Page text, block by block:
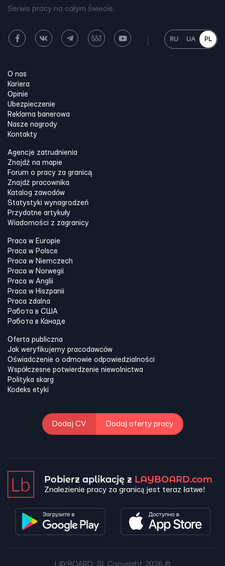
Serwis pracy na całym świecie.
RU UA PL
O nas
Kariera
Opinie
Ubezpieczenie
Reklama banerowa
Nasze nagrody
Kontakty
Agencje zatrudnienia
Znajdź na mapie
Forum o pracy za granicą
Znajdź pracownika
Katalog zawodów
Statystyki wynagrodzeń
Przydatne artykuły
Wiadomości z zagranicy
Praca w Europie
Praca w Polsce
Praca w Niemczech
Praca w Norwegii
Praca w Anglii
Praca w Hiszpanii
Praca zdalna
Работа в США
Работа в Канадe
Oferta publiczna
Jak weryfikujemy pracodawców
Oświadczenie o odmowie odpowiedzialności
Współczesne potwierdzenie niewolnictwa
Polityka skarg
Kodeks etyki
Dodaj CV Dodaj oferty pracy
Pobierz aplikację z LAYBOARD.com
Znalezienie pracy za granicą jest teraz łatwe!
LAYBOARD, SL Copyright 2026 ©